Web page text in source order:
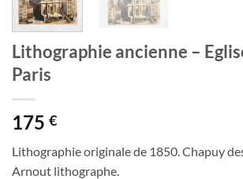
Lithographie ancienne –
Paris
175 €
Lithographie originale de 1850. Chapuy
Arnout lithographe.